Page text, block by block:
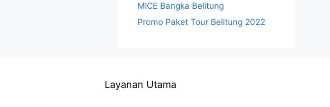
MICE Bangka Belitung
Promo Paket Tour Belitung 2022
Layanan Utama